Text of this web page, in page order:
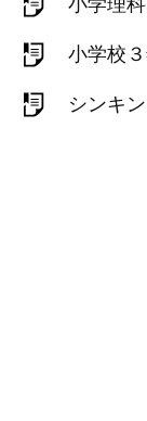
小学校
シンキ